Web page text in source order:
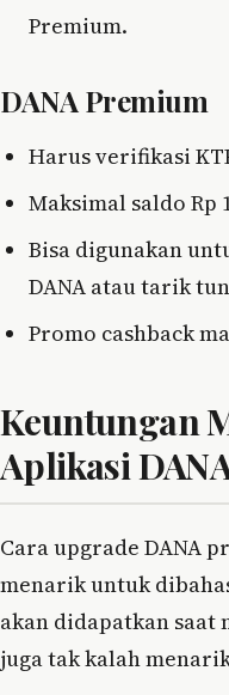
Premium.
DANA Premium
Harus verifikasi
Maksimal saldo Rp
Bisa digunakan
DANA atau tarik
Promo cashback
Keuntungan
Aplikasi
Cara upgrade DANA
menarik untuk
akan didapatkan saat
juga tak kalah